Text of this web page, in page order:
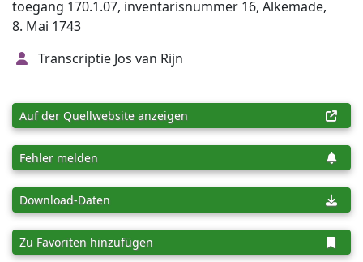
toegang 170.1.07, inventarisnummer 16, Alkemade,
8. Mai 1743
Transcriptie Jos van Rijn
Auf der Quellwebsite anzeigen
Fehler melden
Download-Daten
Zu Favoriten hinzufügen